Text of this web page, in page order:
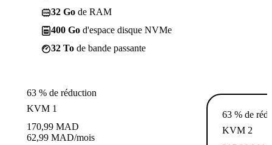
32 Go de RAM
400 Go d'espace disque NVMe
32 To de bande passante
63 % de réduction
KVM 1
170,99 MAD
62,99 MAD/mois
63 % de
KVM 2